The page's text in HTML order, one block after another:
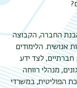
החברה, הקבוצה
אנושית. הלימודים
לצד ידע
מנהלי רווחה
הפוליטית, במשרדי